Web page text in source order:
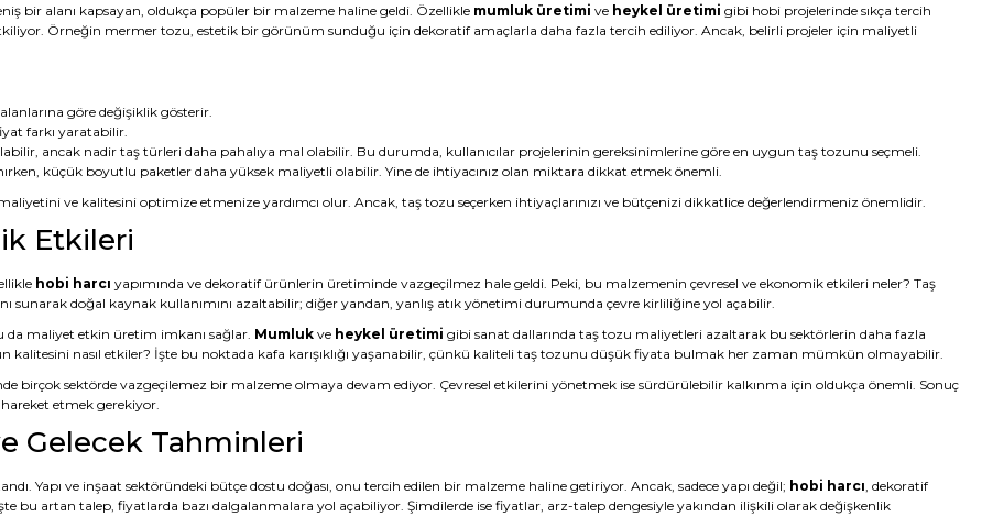
bir alanı kapsayan, oldukça popüler bir malzeme haline geldi. Özellikle mumluk üretimi ve heykel üretimi gibi hobi projelerinde sıkça tercih
Örneğin mermer tozu, estetik bir görünüm sunduğu için dekoratif amaçlarla daha fazla tercih ediliyor. Ancak, belirli projeler için maliyetli
göre değişiklik gösterir.
farkı yaratabilir.
ancak nadir taş türleri daha pahalıya mal olabilir. Bu durumda, kullanıcılar projelerinin gereksinimlerine göre en uygun taş tozunu seçmeli.
küçük boyutlu paketler daha yüksek maliyetli olabilir. Yine de ihtiyacınız olan miktara dikkat etmek önemli.
ve kalitesini optimize etmenize yardımcı olur. Ancak, taş tozu seçerken ihtiyaçlarınızı ve bütçenizi dikkatlice değerlendirmeniz önemlidir.
Etkileri
hobi harcı yapımında ve dekoratif ürünlerin üretiminde vazgeçilmez hale geldi. Peki, bu malzemenin çevresel ve ekonomik etkileri neler? Taş
doğal kaynak kullanımını azaltabilir; diğer yandan, yanlış atık yönetimi durumunda çevre kirliliğine yol açabilir.
da maliyet etkin üretim imkanı sağlar. Mumluk ve heykel üretimi gibi sanat dallarında taş tozu maliyetleri azaltarak bu sektörlerin daha fazla
kalitesini nasıl etkiler? İşte bu noktada kafa karışıklığı yaşanabilir, çünkü kaliteli taş tozunu düşük fiyata bulmak her zaman mümkün olmayabilir.
birçok sektörde vazgeçilemez bir malzeme olmaya devam ediyor. Çevresel etkilerini yönetmek ise sürdürülebilir kalkınma için oldukça önemli. Sonuç
etmek gerekiyor.
Gelecek Tahminleri
Yapı ve inşaat sektöründeki bütçe dostu doğası, onu tercih edilen bir malzeme haline getiriyor. Ancak, sadece yapı değil; hobi harcı , dekoratif
bu artan talep, fiyatlarda bazı dalgalanmalara yol açabiliyor. Şimdilerde ise fiyatlar, arz-talep dengesiyle yakından ilişkili olarak değişkenlik